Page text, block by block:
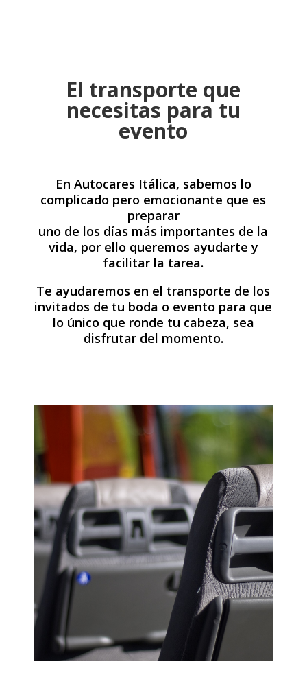
El transporte que
necesitas para tu
evento
En Autocares Itálica, sabemos lo
complicado pero emocionante que es
preparar
uno de los días más importantes de la
vida, por ello queremos ayudarte y
facilitar la tarea.
Te ayudaremos en el transporte de los
invitados de tu boda o evento para que
lo único que ronde tu cabeza, sea
disfrutar del momento.